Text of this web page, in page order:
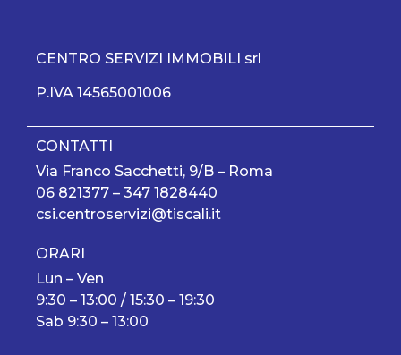
CENTRO SERVIZI IMMOBILI srl
P.IVA 14565001006
CONTATTI
Via Franco Sacchetti, 9/B – Roma
06 821377 – 347 1828440
csi.centroservizi@tiscali.it
ORARI
Lun – Ven
9:30 – 13:00 / 15:30 – 19:30
Sab 9:30 – 13:00